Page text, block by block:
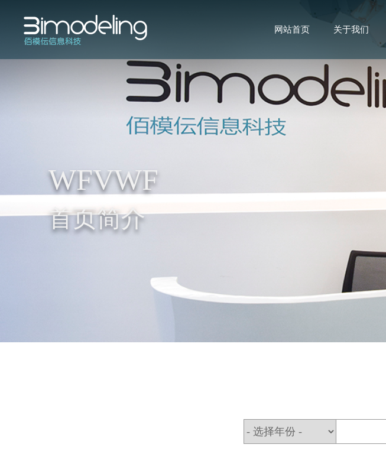
网站首页 关于我们
WFVWF
首页简介